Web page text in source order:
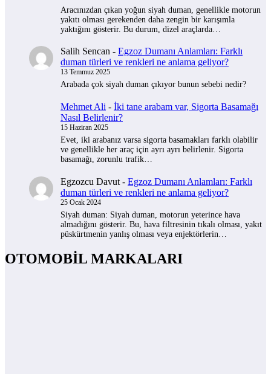
Aracınızdan çıkan yoğun siyah duman, genellikle motorun
yakıtı olması gerekenden daha zengin bir karışımla
yaktığını gösterir. Bu durum, dizel araçlarda…
Salih Sencan - Egzoz Dumanı Anlamları: Farklı
duman türleri ve renkleri ne anlama geliyor?
13 Temmuz 2025
Arabada çok siyah duman çıkıyor bunun sebebi nedir?
Mehmet Ali - İki tane arabam var, Sigorta Basamağı
Nasıl Belirlenir?
15 Haziran 2025
Evet, iki arabanız varsa sigorta basamakları farklı olabilir
ve genellikle her araç için ayrı ayrı belirlenir. Sigorta
basamağı, zorunlu trafik…
Egzozcu Davut - Egzoz Dumanı Anlamları: Farklı
duman türleri ve renkleri ne anlama geliyor?
25 Ocak 2024
Siyah duman: Siyah duman, motorun yeterince hava
almadığını gösterir. Bu, hava filtresinin tıkalı olması, yakıt
püskürtmenin yanlış olması veya enjektörlerin…
OTOMOBİL MARKALARI